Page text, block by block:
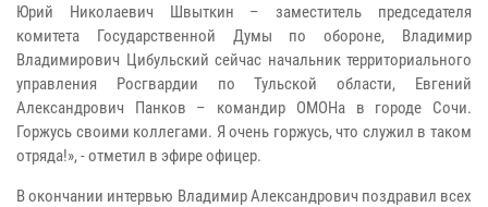
Юрий Николаевич Швыткин – заместитель председателя
комитета Государственной Думы по обороне, Владимир
Владимирович Цибульский сейчас начальник территориального
управления Росгвардии по Тульской области, Евгений
Александрович Панков – командир ОМОНа в городе Сочи.
Горжусь своими коллегами. Я очень горжусь, что служил в таком
отряда!», - отметил в эфире офицер.
В окончании интервью Владимир Александрович поздравил всех